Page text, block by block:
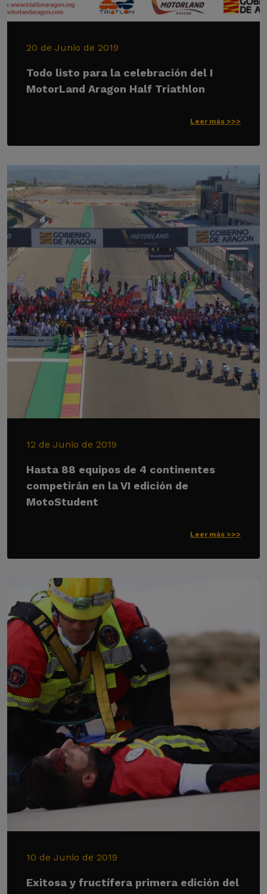
20 de Junio de 2019
Todo listo para la celebración del I
MotorLand Aragon Half Triathlon
Leer más >>>
12 de Junio de 2019
Hasta 88 equipos de 4 continentes
competirán en la VI edición de
MotoStudent
Leer más >>>
10 de Junio de 2019
Exitosa y fructífera primera edición del